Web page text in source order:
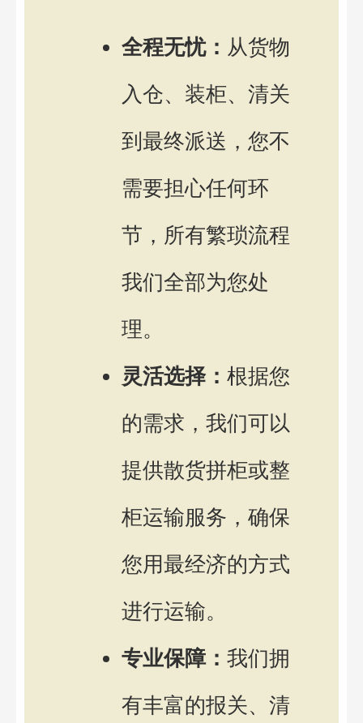
全程无忧： 从货物
入仓、装柜、清关
到最终派送，您不
需要担心任何环
节，所有繁琐流程
我们全部为您处
理。
灵活选择： 根据您
的需求，我们可以
提供散货拼柜或整
柜运输服务，确保
您用最经济的方式
进行运输。
专业保障： 我们拥
有丰富的报关、清